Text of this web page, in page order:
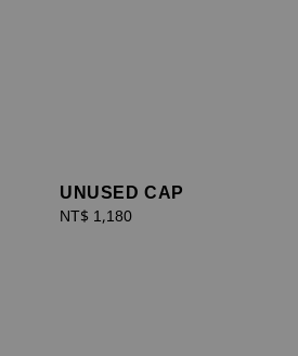
UNUSED CAP
Regular
NT$ 1,180